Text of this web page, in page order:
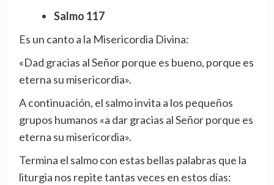
Salmo 117
Es un canto a la Misericordia Divina:
«Dad gracias al Señor porque es bueno, porque es
eterna su misericordia».
A continuación, el salmo invita a los pequeños
grupos humanos «a dar gracias al Señor porque es
eterna su misericordia».
Termina el salmo con estas bellas palabras que la
liturgia nos repite tantas veces en estos días: